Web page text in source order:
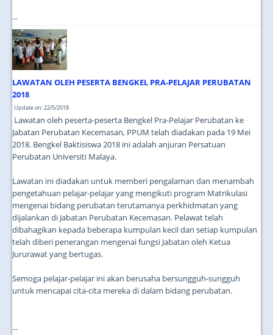
...
LAWATAN OLEH PESERTA BENGKEL PRA-PELAJAR PERUBATAN
2018
Update on: 22/5/2018
Lawatan oleh peserta-peserta Bengkel Pra-Pelajar Perubatan ke
Jabatan Perubatan Kecemasan, PPUM telah diadakan pada 19 Mei
2018. Bengkel Baktisiswa 2018 ini adalah anjuran Persatuan
Perubatan Universiti Malaya.
Lawatan ini diadakan untuk memberi pengalaman dan menambah
pengetahuan pelajar-pelajar yang mengikuti program Matrikulasi
mengenai bidang perubatan terutamanya perkhidmatan yang
dijalankan di Jabatan Perubatan Kecemasan. Pelawat telah
dibahagikan kepada beberapa kumpulan kecil dan setiap kumpulan
telah diberi penerangan mengenai fungsi Jabatan oleh Ketua
Jururawat yang bertugas.
Semoga pelajar-pelajar ini akan berusaha bersungguh-sungguh
untuk mencapai cita-cita mereka di dalam bidang perubatan.
...